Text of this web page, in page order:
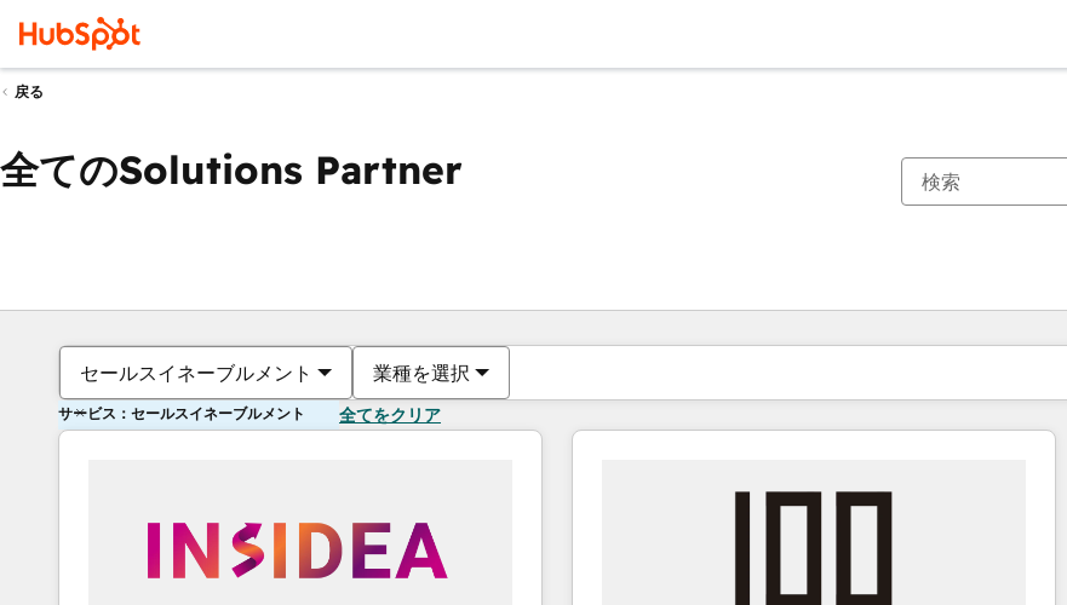
戻る
全てのSolutions Partner
セールスイネーブルメント 業種を選択
サービス：セールスイネーブルメント 全てをクリア
現在の場所ページ
ページページページページページページページページページページ